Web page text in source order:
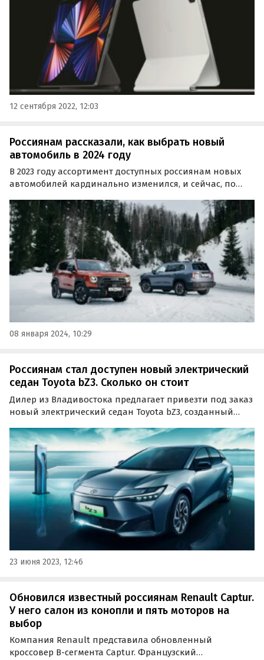
12 сентября 2022, 12:03
Россиянам рассказали, как выбрать новый
автомобиль в 2024 году
В 2023 году ассортимент доступных россиянам новых
автомобилей кардинально изменился, и сейчас, по
китайские машины.
08 января 2024, 10:29
Россиянам стал доступен новый электрический
седан Toyota bZ3. Сколько он стоит
Дилер из Владивостока предлагает привезти под заказ
новый электрический седан Toyota bZ3, созданный
специально для рынка КНР.
23 июня 2023, 12:46
Обновился известный россиянам Renault Captur.
У него салон из конопли и пять моторов на
выбор
Компания Renault представила обновленный
кроссовер B-сегмента Captur. Французский